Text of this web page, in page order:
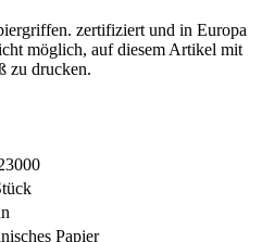
zertifiziert und in Europa
möglich, auf diesem Artikel mit
zu drucken.
Papier